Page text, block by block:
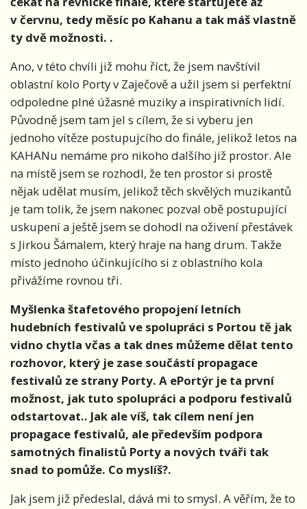
v červnu, tedy měsíc po Kahanu a tak máš vlastně
ty dvě možnosti. .
Ano, v této chvíli již mohu říct, že jsem navštívil
oblastní kolo Porty v Zaječově a užil jsem si perfektní
odpoledne plné úžasné muziky a inspirativních lidí.
Původně jsem tam jel s cílem, že si vyberu jen
jednoho vítěze postupujcího do finále, jelikož letos na
KAHANu nemáme pro nikoho dalšího již prostor. Ale
na místě jsem se rozhodl, že ten prostor si prostě
nějak udělat musím, jelikož těch skvělých muzikantů
je tam tolik, že jsem nakonec pozval obě postupující
uskupení a ještě jsem se dohodl na oživení přestávek
s Jirkou Šámalem, který hraje na hang drum. Takže
místo jednoho účinkujícího si z oblastního kola
přivážíme rovnou tři.
Myšlenka štafetového propojení letních
hudebních festivalů ve spolupráci s Portou tě jak
vidno chytla včas a tak dnes můžeme dělat tento
rozhovor, který je zase součástí propagace
festivalů ze strany Porty. A ePortýr je ta první
možnost, jak tuto spolupráci a podporu festivalů
odstartovat.. Jak ale víš, tak cílem není jen
propagace festivalů, ale především podpora
samotných finalistů Porty a nových tváři tak
snad to pomůže. Co myslíš?.
Jak jsem již předeslal, dává mi to smysl. A věřím, že to